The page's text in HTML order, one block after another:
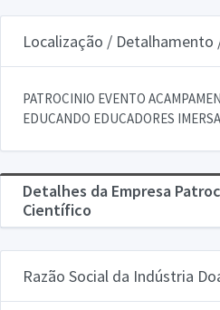
Localização / Detalhamento
PATROCINIO EVENTO
EDUCANDO EDUCADORES
Detalhes da Empresa
Científico
Razão Social da Indústria